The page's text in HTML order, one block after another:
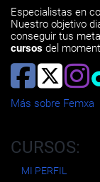
Especialistas en
Nuestro objetivo
conseguir tus
cursos del
Más sobre Femxa
CURSOS:
MI PERFIL